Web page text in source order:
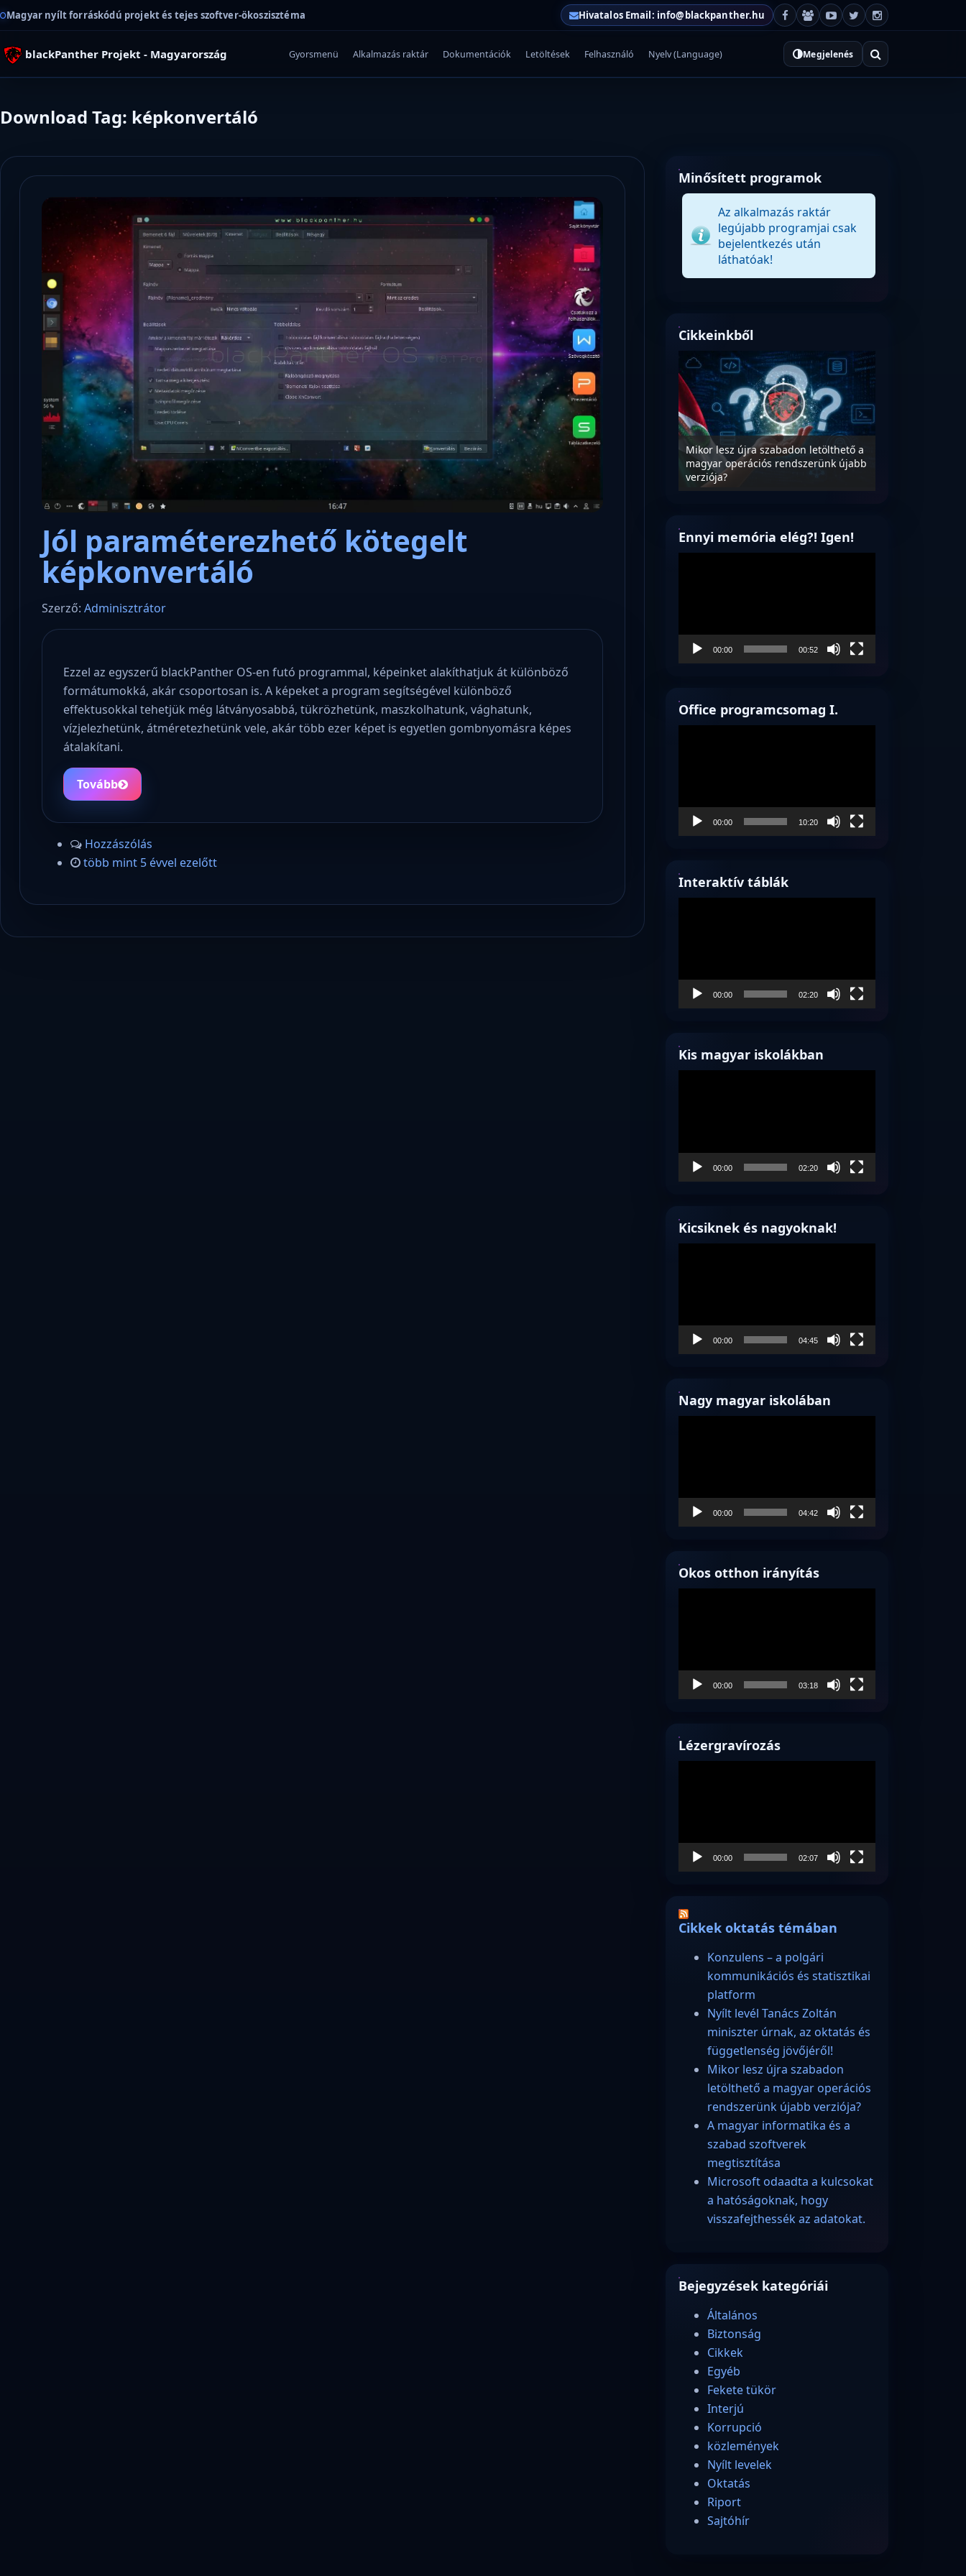
Magyar nyílt forráskódú projekt és tejes szoftver-ökoszisztéma Hivatalos Email: info@blackpanther.hu
blackPanther Projekt - Magyarország Gyorsmenü Alkalmazás raktár Dokumentációk Letöltések Felhasználó Nyelv (Language) Megjelenés
Download Tag: képkonvertáló
Jól paraméterezhető kötegelt
képkonvertáló
Szerző: Adminisztrátor
Ezzel az egyszerű blackPanther OS-en futó programmal, képeinket alakíthatjuk át különböző
formátumokká, akár csoportosan is. A képeket a program segítségével különböző
effektusokkal tehetjük még látványosabbá, tükrözhetünk, maszkolhatunk, vághatunk,
vízjelezhetünk, átméretezhetünk vele, akár több ezer képet is egyetlen gombnyomásra képes
átalakítani.
Tovább
Hozzászólás
több mint 5 évvel ezelőtt
Minősített programok
Az alkalmazás raktár
legújabb programjai csak
bejelentkezés után
láthatóak!
Cikkeinkből
Microsoft odaadta a kulcsokat a
hatóságoknak, hogy visszafejthessék
Konzulens – a polgári kommunikációs
és statisztikai platform
Nyílt levél Tanács Zoltán miniszter
úrnak, az oktatás és függetlenség
jövőjéről!
Mikor lesz újra szabadon letölthető a
magyar operációs rendszerünk újabb
verziója?
Ennyi memória elég?! Igen!
00:00 00:52
Office programcsomag I.
00:00 10:20
Interaktív táblák
00:00 02:20
Kis magyar iskolákban
00:00 02:20
Kicsiknek és nagyoknak!
00:00 04:45
Nagy magyar iskolában
00:00 04:42
Okos otthon irányítás
00:00 03:18
Lézergravírozás
00:00 02:07
Cikkek oktatás témában
Konzulens – a polgári
kommunikációs és statisztikai
platform
Nyílt levél Tanács Zoltán
miniszter úrnak, az oktatás és
függetlenség jövőjéről!
Mikor lesz újra szabadon
letölthető a magyar operációs
rendszerünk újabb verziója?
A magyar informatika és a
szabad szoftverek
megtisztítása
Microsoft odaadta a kulcsokat
a hatóságoknak, hogy
visszafejthessék az adatokat.
Bejegyzések kategóriái
Általános
Biztonság
Cikkek
Egyéb
Fekete tükör
Interjú
Korrupció
közlemények
Nyílt levelek
Oktatás
Riport
Sajtóhír